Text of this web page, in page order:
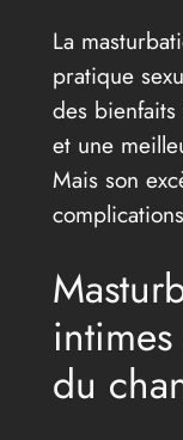
La
pratique
des bienfaits
et une
Mais son
du